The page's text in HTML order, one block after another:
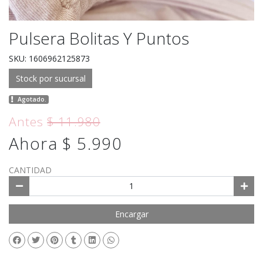
Pulsera Bolitas Y Puntos
SKU: 1606962125873
Stock por sucursal
Agotado.
Antes$ 11.980
Ahora $ 5.990
CANTIDAD
Encargar